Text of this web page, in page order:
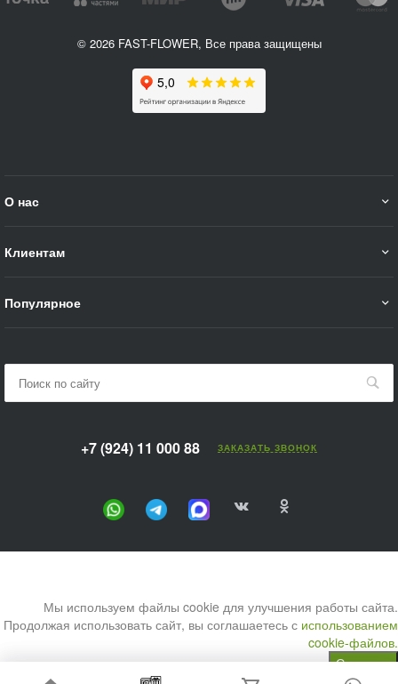
© 2026 FAST-FLOWER, Все права защищены
О нас
Клиентам
Популярное
+7 (924) 11 000 88 ЗАКАЗАТЬ ЗВОНОК
Мы используем файлы cookie для улучшения работы сайта.
Продолжая использовать сайт, вы соглашаетесь с использованием
cookie-файлов.
Согласен